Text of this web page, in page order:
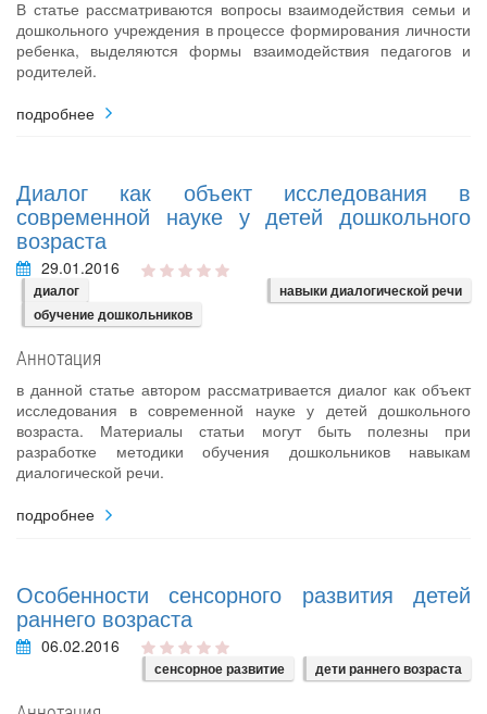
В статье рассматриваются вопросы взаимодействия семьи и
дошкольного учреждения в процессе формирования личности
ребенка, выделяются формы взаимодействия педагогов и
родителей.
подробнее
Диалог как объект исследования в
современной науке у детей дошкольного
возраста
29.01.2016
диалог
навыки диалогической речи
обучение дошкольников
Аннотация
в данной статье автором рассматривается диалог как объект
исследования в современной науке у детей дошкольного
возраста. Материалы статьи могут быть полезны при
разработке методики обучения дошкольников навыкам
диалогической речи.
подробнее
Особенности сенсорного развития детей
раннего возраста
06.02.2016
сенсорное развитие дети раннего возраста